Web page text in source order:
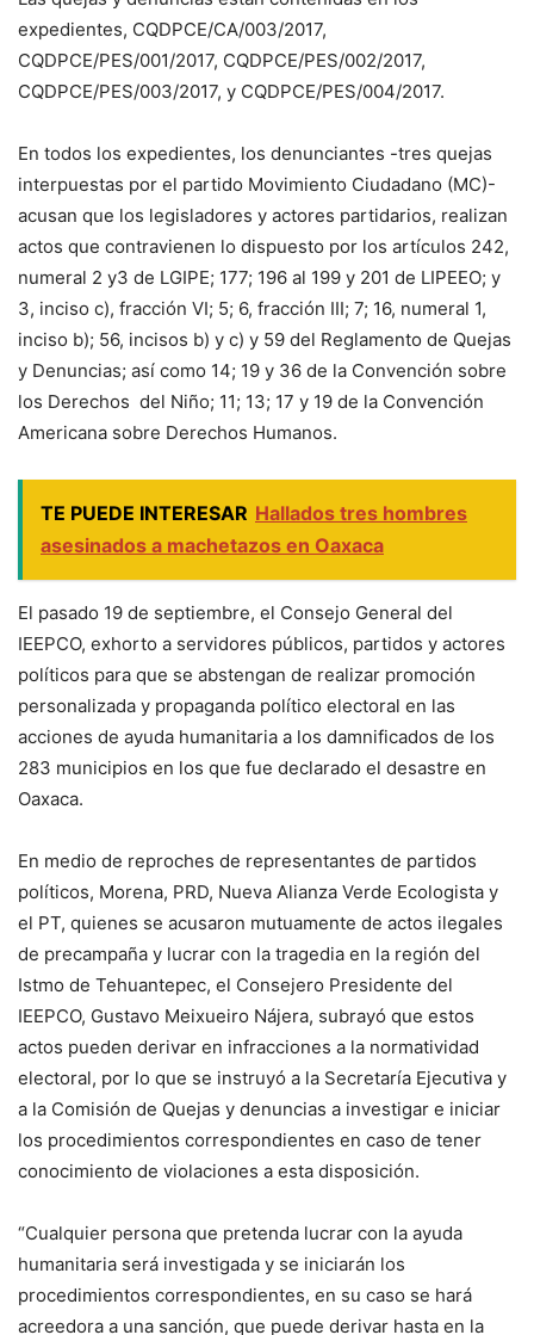
expedientes, CQDPCE/CA/003/2017,
CQDPCE/PES/001/2017, CQDPCE/PES/002/2017,
CQDPCE/PES/003/2017, y CQDPCE/PES/004/2017.
En todos los expedientes, los denunciantes -tres quejas
interpuestas por el partido Movimiento Ciudadano (MC)-
acusan que los legisladores y actores partidarios, realizan
actos que contravienen lo dispuesto por los artículos 242,
numeral 2 y3 de LGIPE; 177; 196 al 199 y 201 de LIPEEO; y
3, inciso c), fracción VI; 5; 6, fracción III; 7; 16, numeral 1,
inciso b); 56, incisos b) y c) y 59 del Reglamento de Quejas
y Denuncias; así como 14; 19 y 36 de la Convención sobre
los Derechos del Niño; 11; 13; 17 y 19 de la Convención
Americana sobre Derechos Humanos.
TE PUEDE INTERESAR Hallados tres hombres
asesinados a machetazos en Oaxaca
El pasado 19 de septiembre, el Consejo General del
IEEPCO, exhorto a servidores públicos, partidos y actores
políticos para que se abstengan de realizar promoción
personalizada y propaganda político electoral en las
acciones de ayuda humanitaria a los damnificados de los
283 municipios en los que fue declarado el desastre en
Oaxaca.
En medio de reproches de representantes de partidos
políticos, Morena, PRD, Nueva Alianza Verde Ecologista y
el PT, quienes se acusaron mutuamente de actos ilegales
de precampaña y lucrar con la tragedia en la región del
Istmo de Tehuantepec, el Consejero Presidente del
IEEPCO, Gustavo Meixueiro Nájera, subrayó que estos
actos pueden derivar en infracciones a la normatividad
electoral, por lo que se instruyó a la Secretaría Ejecutiva y
a la Comisión de Quejas y denuncias a investigar e iniciar
los procedimientos correspondientes en caso de tener
conocimiento de violaciones a esta disposición.
“Cualquier persona que pretenda lucrar con la ayuda
humanitaria será investigada y se iniciarán los
procedimientos correspondientes, en su caso se hará
acreedora a una sanción, que puede derivar hasta en la